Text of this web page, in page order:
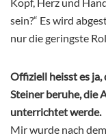
sein?“ Es wird
nur die geringste
Offiziell heisst es ja,
Steiner beruhe, die
unterrichtet werde.
Mir wurde nach